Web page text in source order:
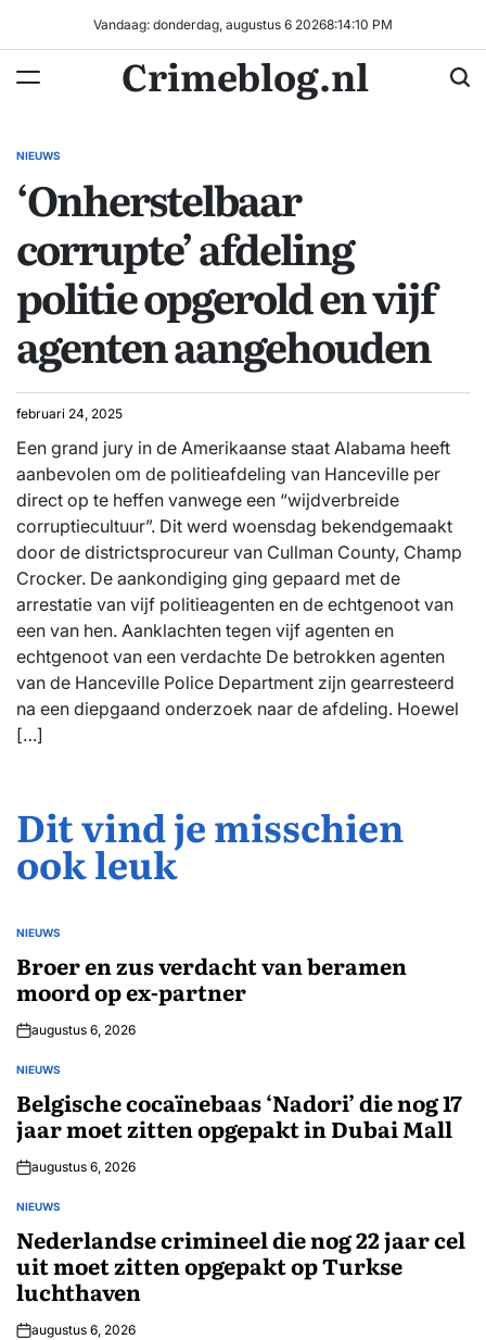
inhoud
Vandaag: donderdag, augustus 6 20268:14:11 PM
Crimeblog.nl
GEPLAATST
NIEUWS
‘Onherstelbaar
corrupte’ afdeling
politie opgerold en vijf
agenten aangehouden
februari 24, 2025
Een grand jury in de Amerikaanse staat Alabama heeft
aanbevolen om de politieafdeling van Hanceville per
direct op te heffen vanwege een “wijdverbreide
corruptiecultuur”. Dit werd woensdag bekendgemaakt
door de districtsprocureur van Cullman County, Champ
Crocker. De aankondiging ging gepaard met de
arrestatie van vijf politieagenten en de echtgenoot van
een van hen. Aanklachten tegen vijf agenten en
echtgenoot van een verdachte De betrokken agenten
van de Hanceville Police Department zijn gearresteerd
na een diepgaand onderzoek naar de afdeling. Hoewel
[…]
Dit vind je misschien
ook leuk
GEPLAATST
NIEUWS
Broer en zus verdacht van beramen
moord op ex-partner
augustus 6, 2026
GEPLAATST
NIEUWS
Belgische cocaïnebaas ‘Nadori’ die nog 17
jaar moet zitten opgepakt in Dubai Mall
augustus 6, 2026
GEPLAATST
NIEUWS
Nederlandse crimineel die nog 22 jaar cel
uit moet zitten opgepakt op Turkse
luchthaven
augustus 6, 2026